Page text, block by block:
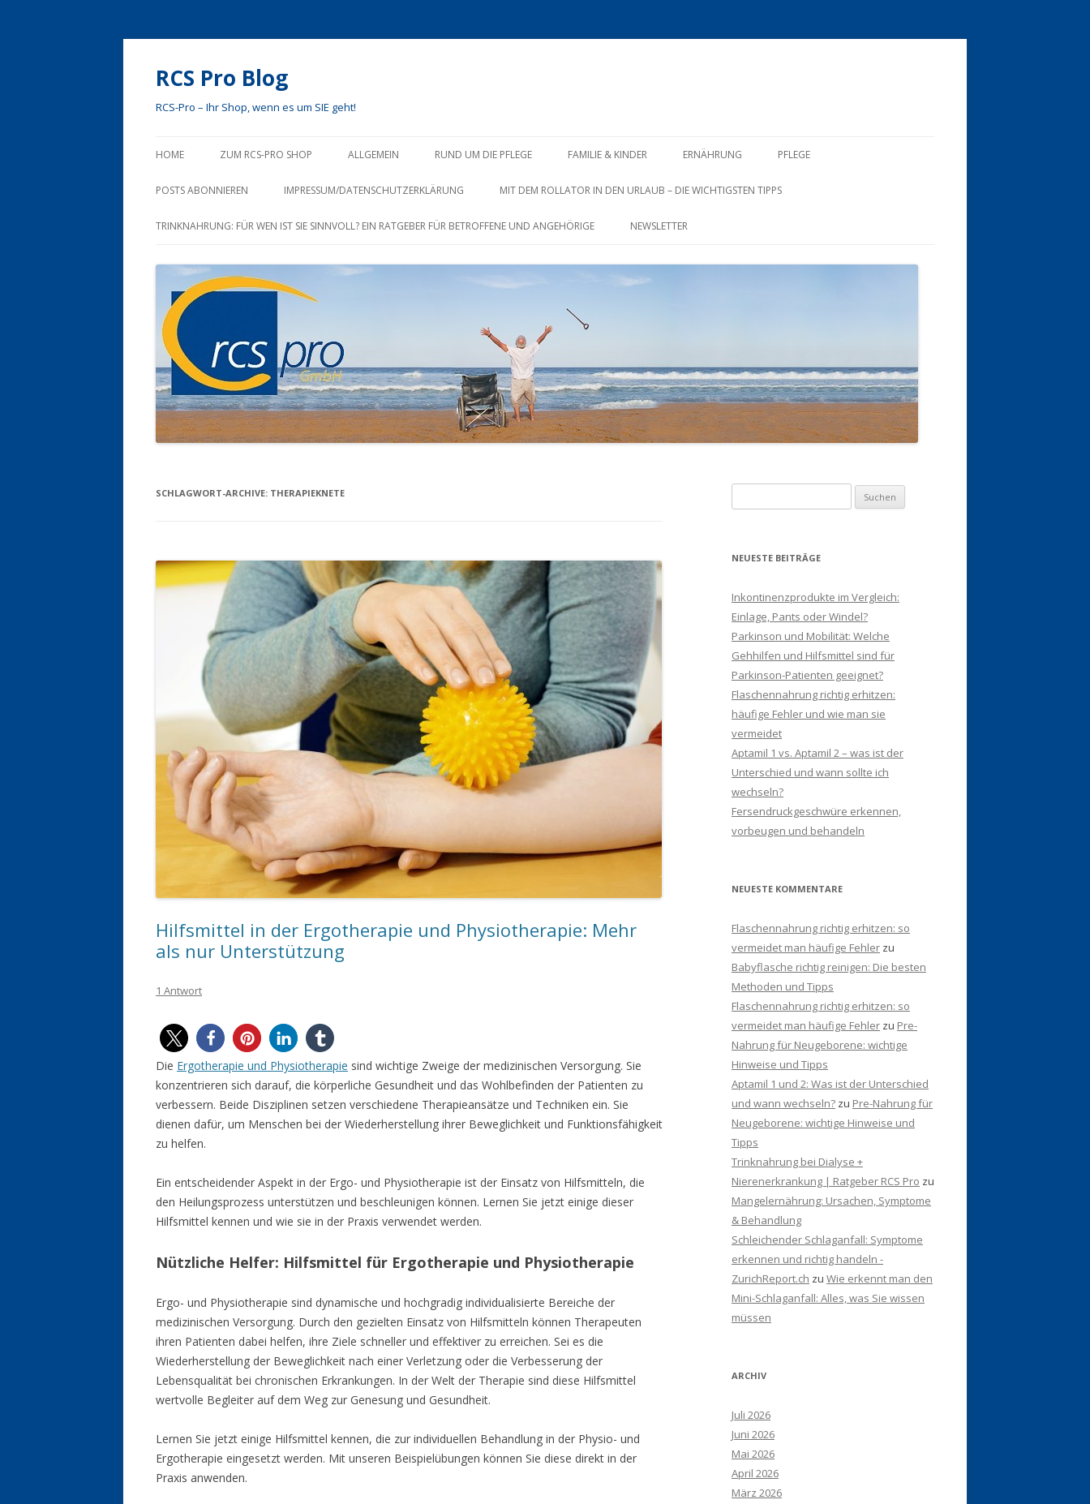
RCS Pro Blog
RCS-Pro – Ihr Shop, wenn es um SIE geht!
Inhalt
HOME
ÜBER UNS
IHRE VORTEILE
ZUM RCS-PRO SHOP ALLGEMEIN RUND UM DIE PFLEGE FAMILIE & KINDER ERNÄHRUNG PFLEGE
POSTS ABONNIEREN IMPRESSUM/DATENSCHUTZERKLÄRUNG MIT DEM ROLLATOR IN DEN URLAUB – DIE WICHTIGSTEN TIPPS
TRINKNAHRUNG: FÜR WEN IST SIE SINNVOLL? EIN RATGEBER FÜR BETROFFENE UND ANGEHÖRIGE NEWSLETTER
SCHLAGWORT-ARCHIVE: THERAPIEKNETE
Hilfsmittel in der Ergotherapie und Physiotherapie: Mehr
als nur Unterstützung
1 Antwort
Die Ergotherapie und Physiotherapie sind wichtige Zweige der medizinischen Versorgung. Sie
konzentrieren sich darauf, die körperliche Gesundheit und das Wohlbefinden der Patienten zu
verbessern. Beide Disziplinen setzen verschiedene Therapieansätze und Techniken ein. Sie
dienen dafür, um Menschen bei der Wiederherstellung ihrer Beweglichkeit und Funktionsfähigkeit
zu helfen.
Ein entscheidender Aspekt in der Ergo- und Physiotherapie ist der Einsatz von Hilfsmitteln, die
den Heilungsprozess unterstützen und beschleunigen können. Lernen Sie jetzt einige dieser
Hilfsmittel kennen und wie sie in der Praxis verwendet werden.
Nützliche Helfer: Hilfsmittel für Ergotherapie und Physiotherapie
Ergo- und Physiotherapie sind dynamische und hochgradig individualisierte Bereiche der
medizinischen Versorgung. Durch den gezielten Einsatz von Hilfsmitteln können Therapeuten
ihren Patienten dabei helfen, ihre Ziele schneller und effektiver zu erreichen. Sei es die
Wiederherstellung der Beweglichkeit nach einer Verletzung oder die Verbesserung der
Lebensqualität bei chronischen Erkrankungen. In der Welt der Therapie sind diese Hilfsmittel
wertvolle Begleiter auf dem Weg zur Genesung und Gesundheit.
Lernen Sie jetzt einige Hilfsmittel kennen, die zur individuellen Behandlung in der Physio- und
Ergotherapie eingesetzt werden. Mit unseren Beispielübungen können Sie diese direkt in der
Praxis anwenden.
nach:
NEUESTE BEITRÄGE
Inkontinenzprodukte im Vergleich:
Einlage, Pants oder Windel?
Parkinson und Mobilität: Welche
Gehhilfen und Hilfsmittel sind für
Parkinson-Patienten geeignet?
Flaschennahrung richtig erhitzen:
häufige Fehler und wie man sie
vermeidet
Aptamil 1 vs. Aptamil 2 – was ist der
Unterschied und wann sollte ich
wechseln?
Fersendruckgeschwüre erkennen,
vorbeugen und behandeln
NEUESTE KOMMENTARE
Flaschennahrung richtig erhitzen: so
vermeidet man häufige Fehler zu
Babyflasche richtig reinigen: Die besten
Methoden und Tipps
Flaschennahrung richtig erhitzen: so
vermeidet man häufige Fehler zu Pre-
Nahrung für Neugeborene: wichtige
Hinweise und Tipps
Aptamil 1 und 2: Was ist der Unterschied
und wann wechseln? zu Pre-Nahrung für
Neugeborene: wichtige Hinweise und
Tipps
Trinknahrung bei Dialyse +
Nierenerkrankung | Ratgeber RCS Pro zu
Mangelernährung: Ursachen, Symptome
& Behandlung
Schleichender Schlaganfall: Symptome
erkennen und richtig handeln -
ZurichReport.ch zu Wie erkennt man den
Mini-Schlaganfall: Alles, was Sie wissen
müssen
ARCHIV
Juli 2026
Juni 2026
Mai 2026
April 2026
März 2026